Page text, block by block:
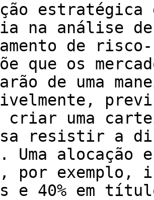
estratégica
na análise
de
que os
de uma
criar uma
resistir a
Uma
por exemplo,
e 40% em